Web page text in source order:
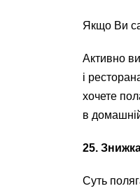
Якщо Ви
Активно
і
хочете
в
25.
Суть